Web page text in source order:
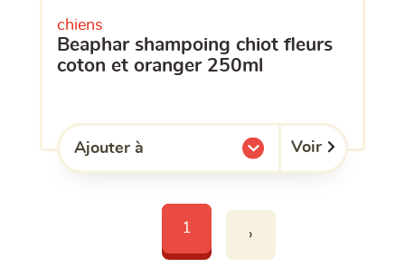
chiens
beaphar shampoing chiot fleurs
coton et oranger 250ml
Ajouter à
l'une de mes listes. Voir
1 ›